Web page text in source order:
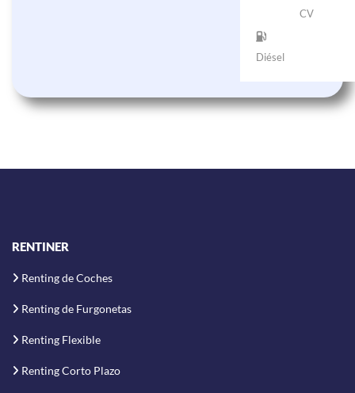
CV
Diésel
RENTINER
Renting de Coches
Renting de Furgonetas
Renting Flexible
Renting Corto Plazo